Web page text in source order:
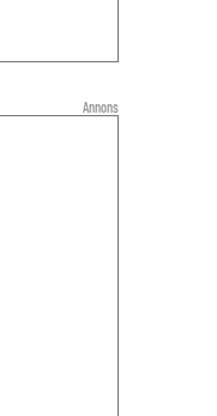
Annons